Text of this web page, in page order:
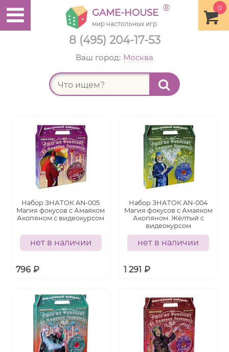
8 (495) 204-17-53
0
GAME-HOUSE ®
мир настольных игр
Ваш город: Москва
Набор ЗНАТОК AN-005
Магия фокусов с Амаяком
Акопяном с видеокурсом
нет в наличии
796 ₽
Набор ЗНАТОК AN-004
Магия фокусов с Амаяком
Акопяном. Жёлтый с
видеокурсом
нет в наличии
1 291 ₽